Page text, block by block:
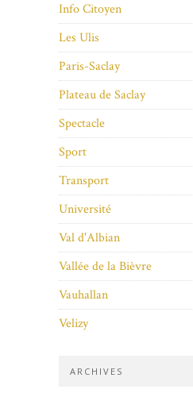
Info Citoyen
Les Ulis
Paris-Saclay
Plateau de Saclay
Spectacle
Sport
Transport
Université
Val d'Albian
Vallée de la Bièvre
Vauhallan
Velizy
ARCHIVES